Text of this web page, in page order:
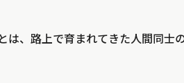
、路上で育まれてきた人間同士